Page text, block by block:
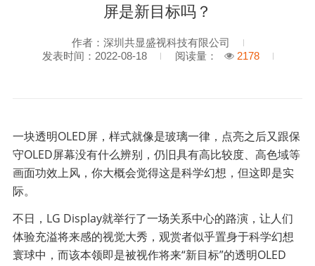
屏是新目标吗？
作者：深圳共显盛视科技有限公司
发表时间：2022-08-18
阅读量： 2178
一块透明OLED屏，样式就像是玻璃一律，点亮之后又跟保
守OLED屏幕没有什么辨别，仍旧具有高比较度、高色域等
画面功效上风，你大概会觉得这是科学幻想，但这即是实
际。
不日，LG Display就举行了一场关系中心的路演，让人们
体验充溢将来感的视觉大秀，观赏者似乎置身于科学幻想
寰球中，而该本领即是被视作将来“新目标”的透明OLED